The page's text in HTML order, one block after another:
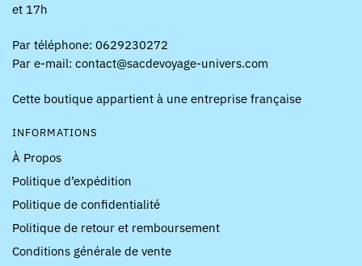
et 17h
Par téléphone: 0629230272
Par e-mail: contact@sacdevoyage-univers.com
Cette boutique appartient à une entreprise française
INFORMATIONS
À Propos
Politique d’expédition
Politique de confidentialité
Politique de retour et remboursement
Conditions générale de vente